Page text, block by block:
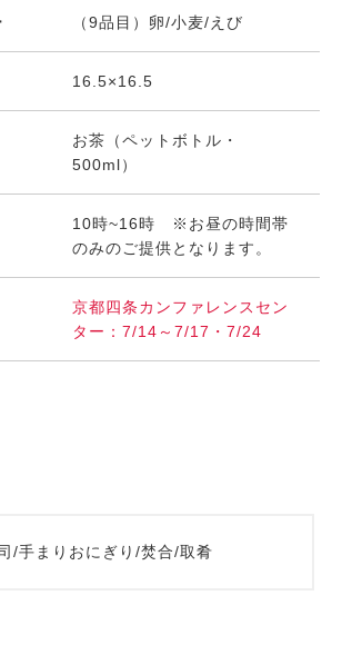
（9品目）卵/小麦/えび
16.5×16.5
お茶（ペットボトル・
500ml）
10時~16時 ※お昼の時間帯
のみのご提供となります。
京都四条カンファレンスセン
ター：7/14～7/17・7/24
/手まりおにぎり/焚合/取肴